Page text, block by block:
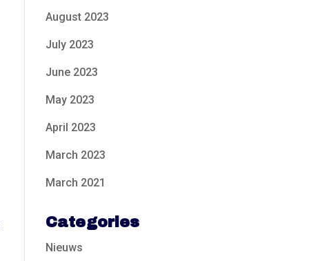
August 2023
July 2023
June 2023
May 2023
April 2023
March 2023
March 2021
Categories
Nieuws